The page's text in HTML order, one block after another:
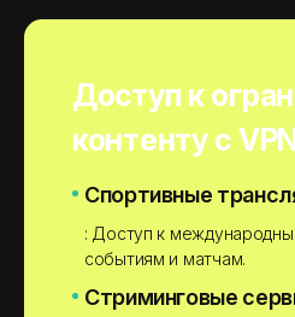
Доступ к
контенту с
Спортивные
: Доступ к
событиям и матчам.
Стриминговые